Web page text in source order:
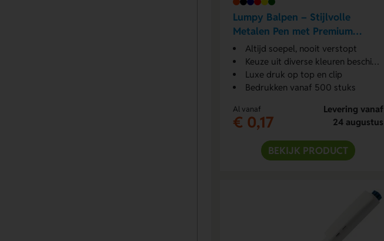
Lumpy Balpen – Stijlvolle
Metalen Pen met Premium
Uitstraling
Altijd soepel, nooit verstopt
Keuze uit diverse kleuren beschikbaar
Luxe druk op top en clip
Bedrukken vanaf 500 stuks
Al vanaf
€ 0,17
Levering vanaf
24 augustus
BEKIJK PRODUCT